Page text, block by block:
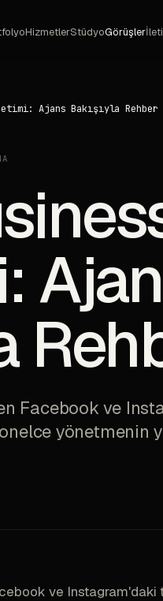
HizmetlerStüdyoGörüşler
Ajans Bakışıyla Rehber
Facebook ve
yönetmenin
ve Instagram'daki